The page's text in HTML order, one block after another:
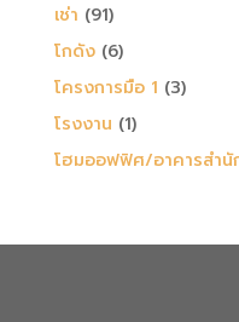
เช่า (91)
โกดัง(6)
โครงการมือ 1 (3)
โรงงาน (1)
โฮมออฟฟิศ/อาคารสำนั